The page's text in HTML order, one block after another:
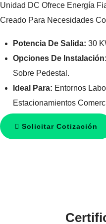
Unidad DC Ofrece Energía
Creado Para Necesidades
Potencia De Salida: 30
Opciones De Instalación:
Sobre Pedestal.
Ideal Para: Entornos
Estacionamientos
Solicitar Cotización
Agendar Consulta